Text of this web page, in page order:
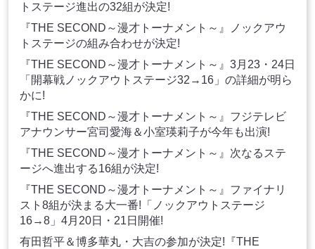
トステージ進出の32組が決定!
『THE SECOND～漫才トーナメント～』ノックアウ
トステージの組み合わせが決定!
『THE SECOND～漫才トーナメント～』3月23・24日
「開幕戦ノックアウトステージ32→16」の詳細が明ら
かに!
『THE SECOND～漫才トーナメント～』フジテレビ
アナウンサー宮司愛海＆小室瑛莉子が今年も出演!
『THE SECOND～漫才トーナメント～』次なるステ
ージへ進出する16組が決定!
『THE SECOND～漫才トーナメント～』ファイナリ
スト8組が決まる大一番!「ノックアウトステージ
16→8」4月20日・21日開催!
有田哲平＆博多華丸・大吉の参加が決定!『THE